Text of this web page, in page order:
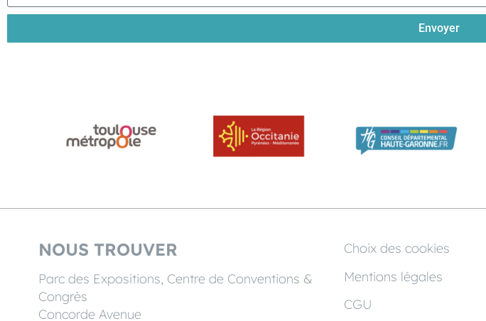
Envoyer
NOUS TROUVER
Parc des Expositions, Centre de Conventions &
Congrès
Concorde Avenue
Choix des cookies
Mentions légales
CGU